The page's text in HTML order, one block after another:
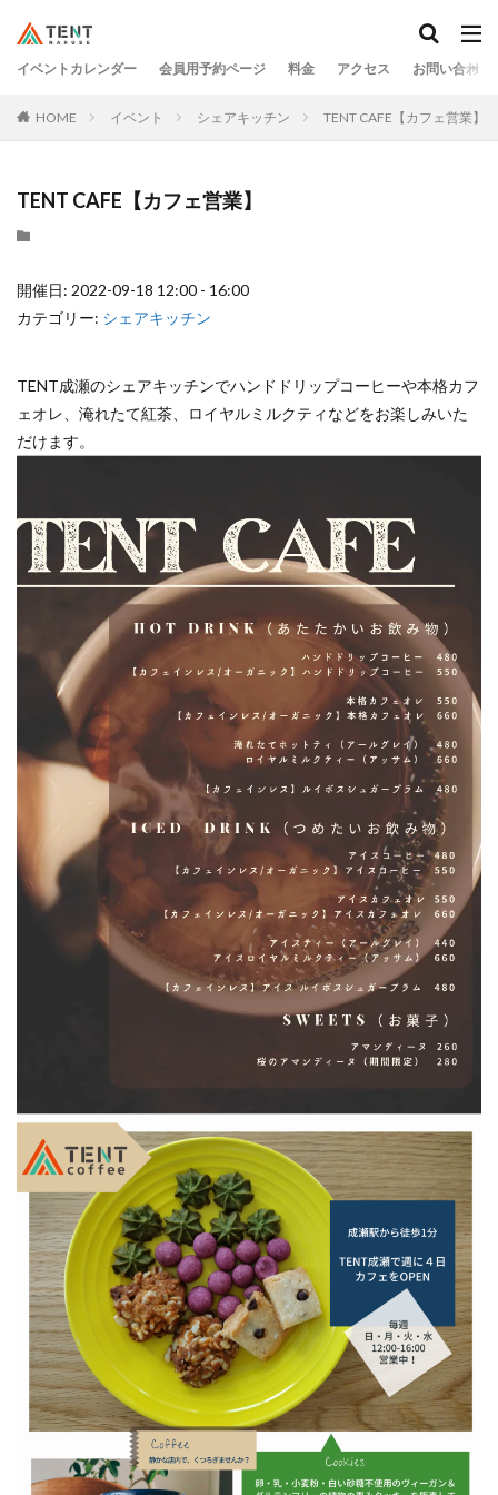
イベントカレンダー 会員用予約ページ 料金 アクセス お問い合わせ
HOME イベント シェアキッチン TENT CAFE【カフェ営業】
TENT CAFE【カフェ営業】
開催日: 2022-09-18 12:00 - 16:00
カテゴリー: シェアキッチン
TENT成瀬のシェアキッチンでハンドドリップコーヒーや本格カフ
ェオレ、淹れたて紅茶、ロイヤルミルクティなどをお楽しみいた
だけます。